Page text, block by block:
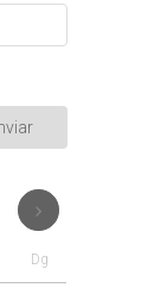
Dg